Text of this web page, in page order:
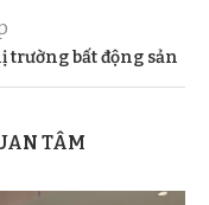
trường bất động sản
TÂM